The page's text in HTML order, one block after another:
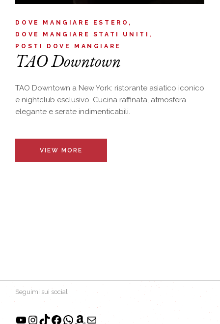
DOVE MANGIARE ESTERO
DOVE MANGIARE STATI UNITI
POSTI DOVE MANGIARE
TAO Downtown
TAO Downtown a New York: ristorante asiatico iconico
e nightclub esclusivo. Cucina raffinata, atmosfera
elegante e serate indimenticabili.
VIEW MORE
Seguimi sui social